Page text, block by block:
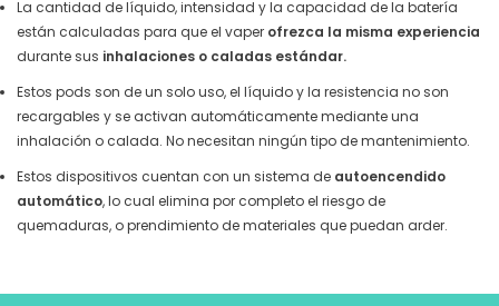
La cantidad de líquido, intensidad y la capacidad de la batería
están calculadas para que el vaper ofrezca la misma experiencia
durante sus inhalaciones o caladas estándar.
Estos pods son de un solo uso, el líquido y la resistencia no son
recargables y se activan automáticamente mediante una
inhalación o calada. No necesitan ningún tipo de mantenimiento.
Estos dispositivos cuentan con un sistema de autoencendido
automático, lo cual elimina por completo el riesgo de
quemaduras, o prendimiento de materiales que puedan arder.